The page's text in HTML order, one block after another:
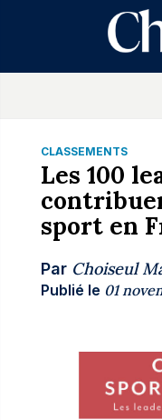
CLASSEMENTS
Les 100
sport en
Par Choiseul
Publié le 01